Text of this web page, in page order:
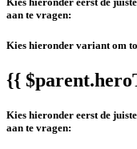
aan te vragen:
Kies hieronder variant om
{{
Kies hieronder eerst de
aan te vragen: